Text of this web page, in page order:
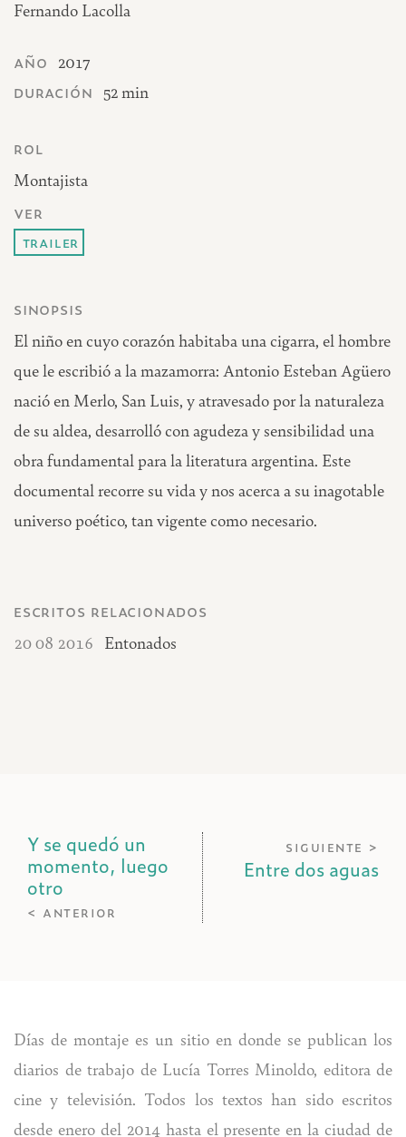
Fernando Lacolla
año 2017
duración 52 min
rol
Montajista
ver
trailer
sinopsis
El niño en cuyo corazón habitaba una cigarra, el hombre
que le escribió a la mazamorra: Antonio Esteban Agüero
nació en Merlo, San Luis, y atravesado por la naturaleza
de su aldea, desarrolló con agudeza y sensibilidad una
obra fundamental para la literatura argentina. Este
documental recorre su vida y nos acerca a su inagotable
universo poético, tan vigente como necesario.
escritos relacionados
20 08 2016 Entonados
Y se quedó un
momento, luego
otro
< anterior
siguiente >
Entre dos aguas
Días de montaje es un sitio en donde se publican los
diarios de trabajo de Lucía Torres Minoldo, editora de
cine y televisión. Todos los textos han sido escritos
desde enero del 2014 hasta el presente en la ciudad de